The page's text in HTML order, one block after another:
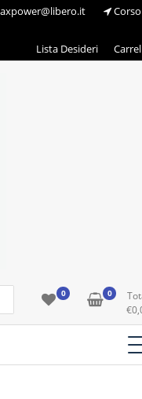
Corso
Lista Desideri
0 0
€